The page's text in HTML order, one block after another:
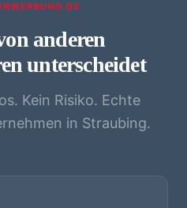
anderen
unterscheidet
Kein Risiko. Echte
in Straubing.